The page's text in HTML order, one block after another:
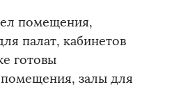
помещения,
палат, кабинетов
готовы
залы для